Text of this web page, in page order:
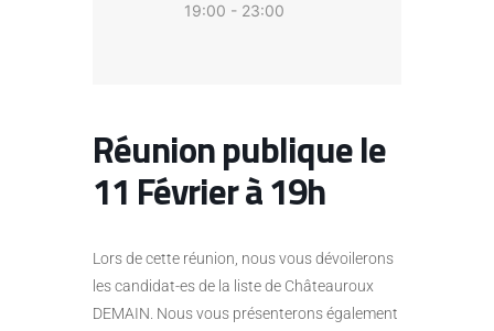
19:00 - 23:00
Réunion publique le
11 Février à 19h
Lors de cette réunion, nous vous dévoilerons
les candidat-es de la liste de Châteauroux
DEMAIN. Nous vous présenterons également